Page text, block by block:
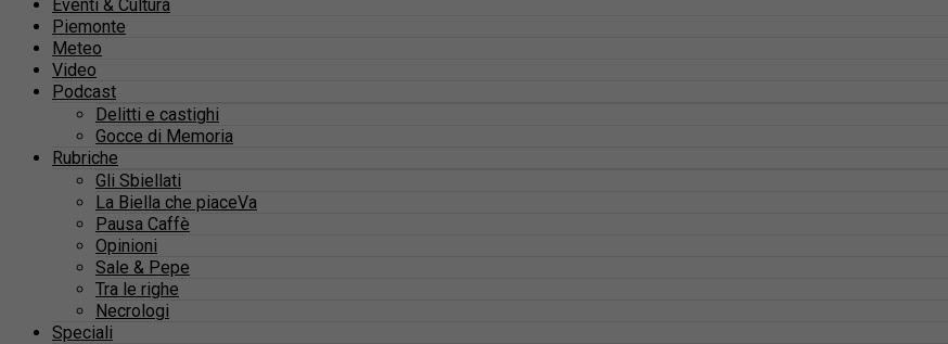
Eventi & Cultura
Piemonte
Meteo
Video
Podcast
Delitti e castighi
Gocce di Memoria
Rubriche
Gli Sbiellati
La Biella che piaceVa
Pausa Caffè
Opinioni
Sale & Pepe
Tra le righe
Necrologi
Speciali